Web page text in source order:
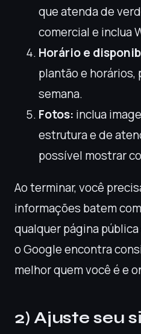
que atenda de
comercial e inclua
Horário e
plantão e
semana.
Fotos: inclua
estrutura e de
possível mostrar
Ao terminar, você
informações batem
qualquer página
o Google encontra
melhor quem você é e
2) Ajuste seu